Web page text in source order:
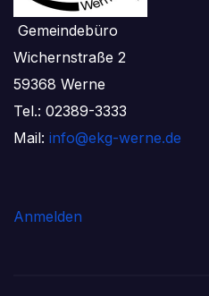
Gemeindebüro
Wichernstraße 2
59368 Werne
Tel.: 02389-3333
Mail: info@ekg-werne.de
Anmelden